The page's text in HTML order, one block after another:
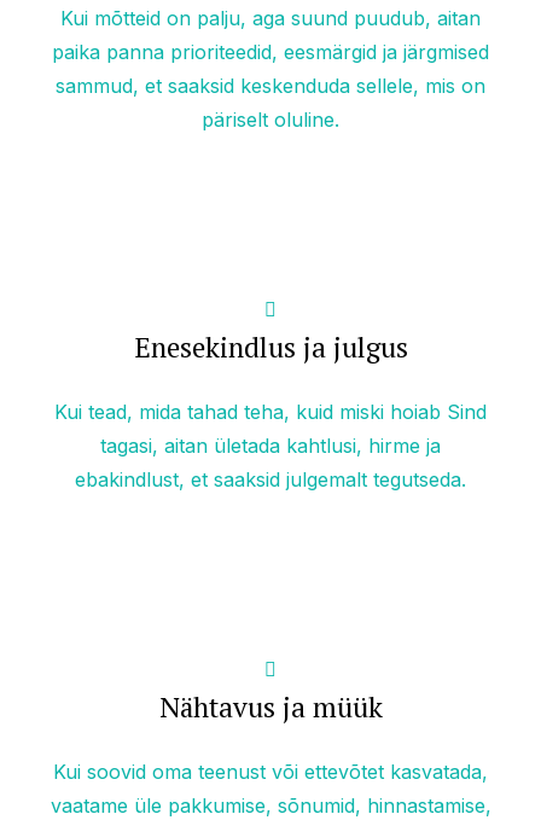
Kui mõtteid on palju, aga suund puudub, aitan
paika panna prioriteedid, eesmärgid ja järgmised
sammud, et saaksid keskenduda sellele, mis on
päriselt oluline.
Enesekindlus ja julgus
Kui tead, mida tahad teha, kuid miski hoiab Sind
tagasi, aitan ületada kahtlusi, hirme ja
ebakindlust, et saaksid julgemalt tegutseda.
Nähtavus ja müük
Kui soovid oma teenust või ettevõtet kasvatada,
vaatame üle pakkumise, sõnumid, hinnastamise,